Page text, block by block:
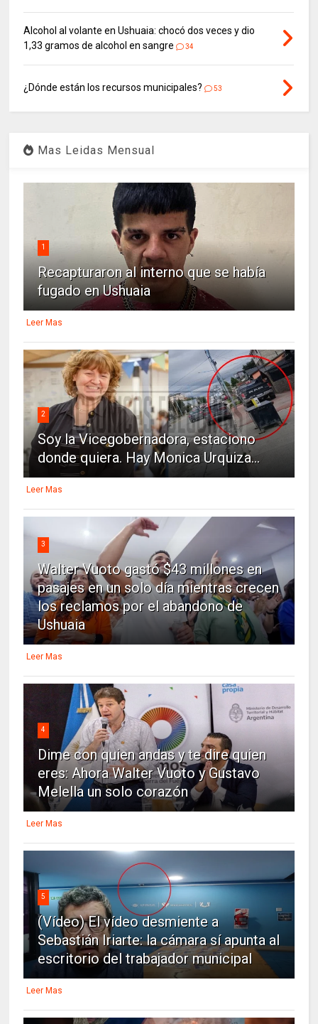
Alcohol al volante en Ushuaia: chocó dos veces y dio
1,33 gramos de alcohol en sangre
34
¿Dónde están los recursos municipales? 53
Mas Leidas Mensual
1
Recapturaron al interno que se había
fugado en Ushuaia
Leer Mas
2
Soy la Vicegobernadora, estaciono
donde quiera. Hay Monica Urquiza...
Leer Mas
3
Walter Vuoto gastó $43 millones en
pasajes en un solo día mientras crecen
los reclamos por el abandono de
Ushuaia
Leer Mas
4
Dime con quien andas y te dire quien
eres: Ahora Walter Vuoto y Gustavo
Melella un solo corazón
Leer Mas
5
(Vídeo) El vídeo desmiente a
Sebastián Iriarte: la cámara sí apunta al
escritorio del trabajador municipal
Leer Mas